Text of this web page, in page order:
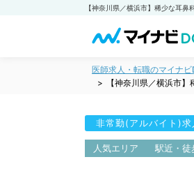
医師求人・転職のマイナビ
【神奈川県／横浜市
非常勤(アルバイト)求
人気エリア 駅近・徒